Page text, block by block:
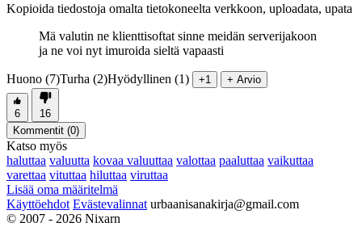
Kopioida tiedostoja omalta tietokoneelta verkkoon, uploadata, upata
Mä valutin ne klienttisoftat sinne meidän serverijakoon
ja ne voi nyt imuroida sieltä vapaasti
Huono (7)Turha (2)Hyödyllinen (1) +1 + Arvio
6
16
Kommentit (0)
Katso myös
haluttaa valuutta kovaa valuuttaa valottaa paaluttaa vaikuttaa
varettaa vituttaa hiluttaa viruttaa
Lisää oma määritelmä
Käyttöehdot Evästevalinnat urbaanisanakirja@gmail.com
© 2007 - 2026 Nixarn